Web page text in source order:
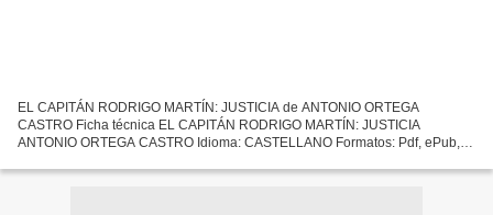
EL CAPITÁN RODRIGO MARTÍN: JUSTICIA de ANTONIO ORTEGA
CASTRO Ficha técnica EL CAPITÁN RODRIGO MARTÍN: JUSTICIA
ANTONIO ORTEGA CASTRO Idioma: CASTELLANO Formatos: Pdf, ePub,
gratis Descarga...